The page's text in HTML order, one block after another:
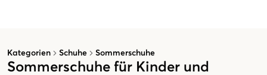
Kategorien Schuhe Sommerschuhe
Sommerschuhe für Kinder und